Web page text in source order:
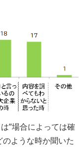
”場合によっては確
ような時か聞いた